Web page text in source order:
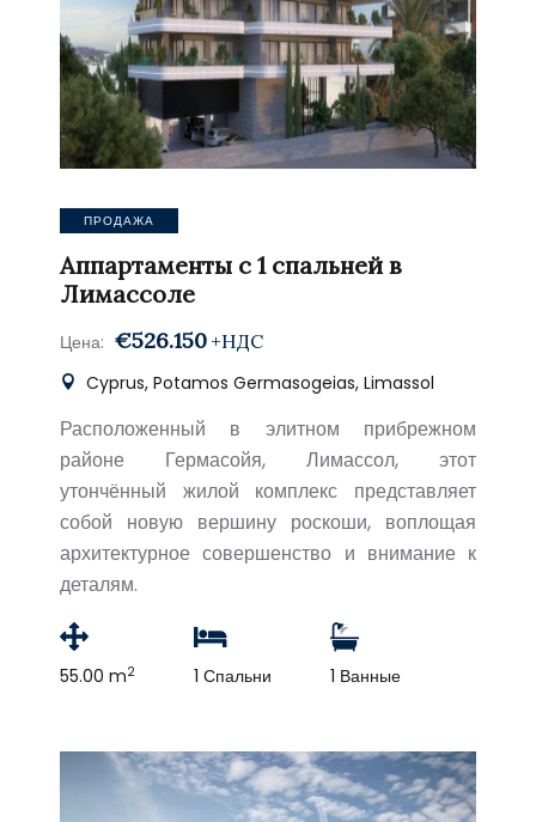
ПРОДАЖА
Аппартаменты с 1 спальней в
Лимассоле
Цена: €526.150 +НДС
Cyprus, Potamos Germasogeias, Limassol
Расположенный в элитном прибрежном
районе Гермасойя, Лимассол, этот
утончённый жилой комплекс представляет
собой новую вершину роскоши, воплощая
архитектурное совершенство и внимание к
деталям.
55.00 m2 1 Спальни 1 Ванные